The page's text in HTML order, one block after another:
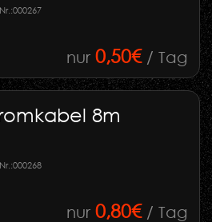
000267
nur 0,50€/ Tag
8m
000268
nur 0,80€/ Tag